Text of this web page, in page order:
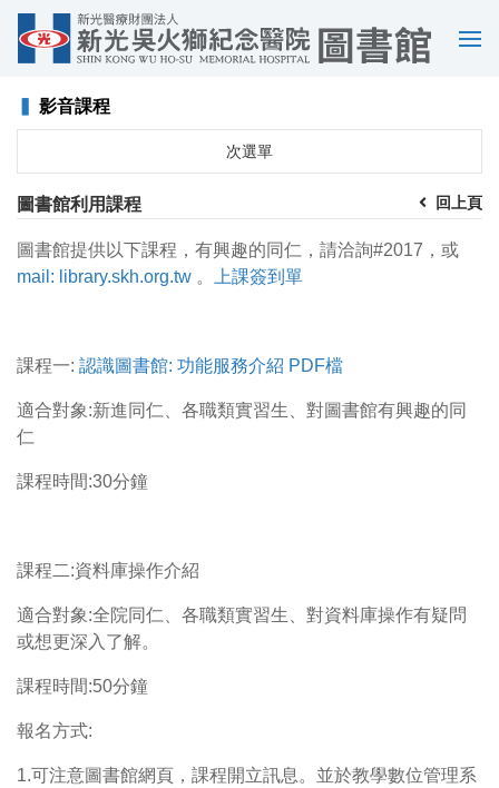
選
影音課程
次選單
圖書館利用課程 回上頁
圖書館提供以下課程，有興趣的同仁，請洽詢#2017，或
mail: library.skh.org.tw 。 上課簽到單
課程一: 認識圖書館: 功能服務介紹 PDF檔
適合對象:新進同仁、各職類實習生、對圖書館有興趣的同
仁
課程時間:30分鐘
課程二:資料庫操作介紹
適合對象:全院同仁、各職類實習生、對資料庫操作有疑問
或想更深入了解。
課程時間:50分鐘
報名方式:
1.可注意圖書館網頁，課程開立訊息。並於教學數位管理系